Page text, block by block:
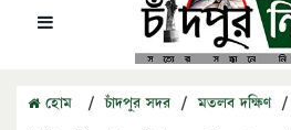
হোম / চাঁদপুর সদর / মতলব দক্ষিণ /